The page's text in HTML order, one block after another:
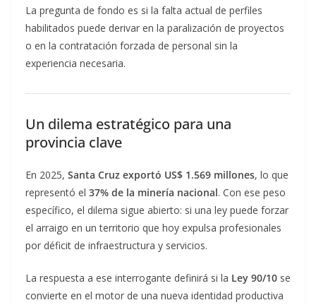
La pregunta de fondo es si la falta actual de perfiles
habilitados puede derivar en la paralización de proyectos
o en la contratación forzada de personal sin la
experiencia necesaria.
Un dilema estratégico para una
provincia clave
En 2025, Santa Cruz exportó US$ 1.569 millones, lo que
representó el 37% de la minería nacional. Con ese peso
específico, el dilema sigue abierto: si una ley puede forzar
el arraigo en un territorio que hoy expulsa profesionales
por déficit de infraestructura y servicios.
La respuesta a ese interrogante definirá si la Ley 90/10 se
convierte en el motor de una nueva identidad productiva